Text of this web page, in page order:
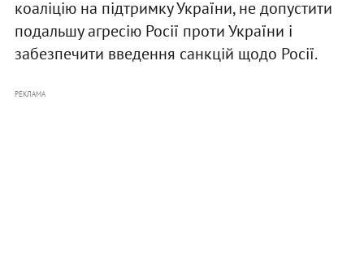
коаліцію на підтримку України, не допустити
подальшу агресію Росії проти України і
забезпечити введення санкцій щодо Росії.
РЕКЛАМА